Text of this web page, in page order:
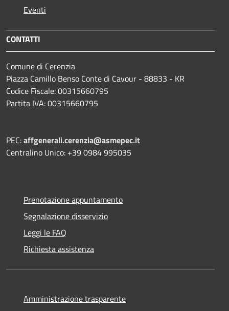
Eventi
CONTATTI
Comune di Cerenzia
Piazza Camillo Benso Conte di Cavour - 88833 - KR
Codice Fiscale: 00315660795
Partita IVA: 00315660795
PEC:affgenerali.cerenzia@asmepec.it
Centralino Unico: +39 0984 995035
Prenotazione appuntamento
Segnalazione disservizio
Leggi le FAQ
Richiesta assistenza
Amministrazione trasparente